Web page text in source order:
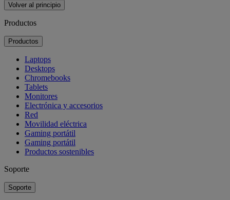
Volver al principio
Productos
Productos
Laptops
Desktops
Chromebooks
Tablets
Monitores
Electrónica y accesorios
Red
Movilidad eléctrica
Gaming portátil
Gaming portátil
Productos sostenibles
Soporte
Soporte